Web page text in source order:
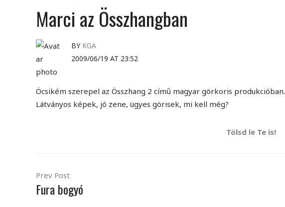
Marci az Összhangban
BY KGA
2009/06/19 AT 23:52
Öcsikém szerepel az Összhang 2 című magyar görkoris produkcióban.
Látványos képek, jó zene, ügyes görisek, mi kell még?
Tölsd le Te is!
Prev Post
Fura bogyó